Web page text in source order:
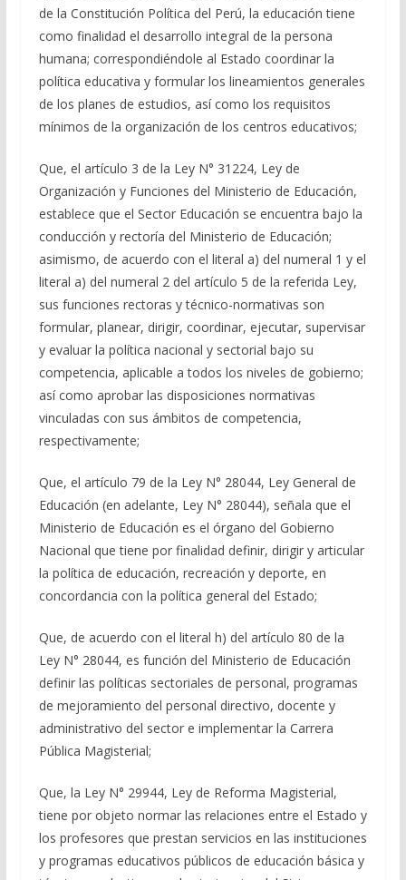
de la Constitución Política del Perú, la educación tiene
como finalidad el desarrollo integral de la persona
humana; correspondiéndole al Estado coordinar la
política educativa y formular los lineamientos generales
de los planes de estudios, así como los requisitos
mínimos de la organización de los centros educativos;
Que, el artículo 3 de la Ley N° 31224, Ley de
Organización y Funciones del Ministerio de Educación,
establece que el Sector Educación se encuentra bajo la
conducción y rectoría del Ministerio de Educación;
asimismo, de acuerdo con el literal a) del numeral 1 y el
literal a) del numeral 2 del artículo 5 de la referida Ley,
sus funciones rectoras y técnico-normativas son
formular, planear, dirigir, coordinar, ejecutar, supervisar
y evaluar la política nacional y sectorial bajo su
competencia, aplicable a todos los niveles de gobierno;
así como aprobar las disposiciones normativas
vinculadas con sus ámbitos de competencia,
respectivamente;
Que, el artículo 79 de la Ley N° 28044, Ley General de
Educación (en adelante, Ley N° 28044), señala que el
Ministerio de Educación es el órgano del Gobierno
Nacional que tiene por finalidad definir, dirigir y articular
la política de educación, recreación y deporte, en
concordancia con la política general del Estado;
Que, de acuerdo con el literal h) del artículo 80 de la
Ley N° 28044, es función del Ministerio de Educación
definir las políticas sectoriales de personal, programas
de mejoramiento del personal directivo, docente y
administrativo del sector e implementar la Carrera
Pública Magisterial;
Que, la Ley N° 29944, Ley de Reforma Magisterial,
tiene por objeto normar las relaciones entre el Estado y
los profesores que prestan servicios en las instituciones
y programas educativos públicos de educación básica y